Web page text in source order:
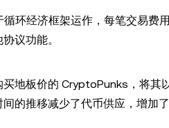
循环经济框架运作，每笔交易费
议功能。
地板价的 CryptoPunks，将其
的推移减少了代币供应，增加